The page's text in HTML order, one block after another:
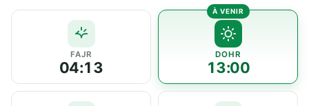
FAJR
04:13
DOHR
13:00